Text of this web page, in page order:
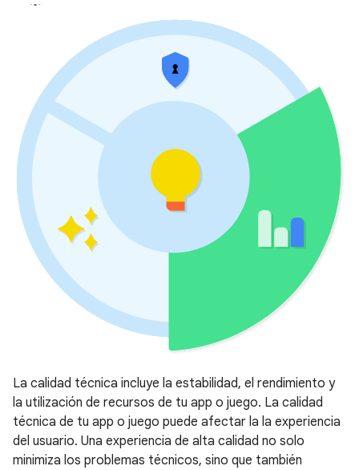
La calidad técnica incluye la estabilidad, el rendimiento y
la utilización de recursos de tu app o juego. La calidad
técnica de tu app o juego puede afectar la la experiencia
del usuario. Una experiencia de alta calidad no solo
minimiza los problemas técnicos, sino que también